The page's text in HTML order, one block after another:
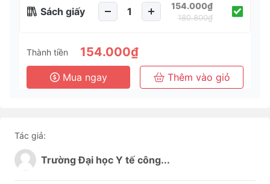
Sách giấy 154.000₫
180.800₫
Thành tiền 154.000₫
Mua ngay Thêm vào giỏ
Tác giả:
Trường Đại học Y tế công...